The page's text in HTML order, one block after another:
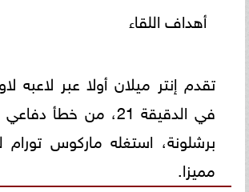
أهداف اللقاء
تقدم إنتر ميلان أولا عبر لاعبه
في الدقيقة 21، من خطأ
برشلونة، استغله ماركوس
مميزا.